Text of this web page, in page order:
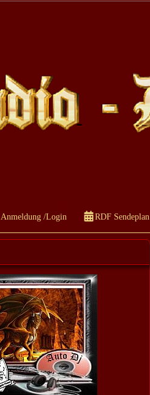
Anmeldung /Login RDF Sendeplan